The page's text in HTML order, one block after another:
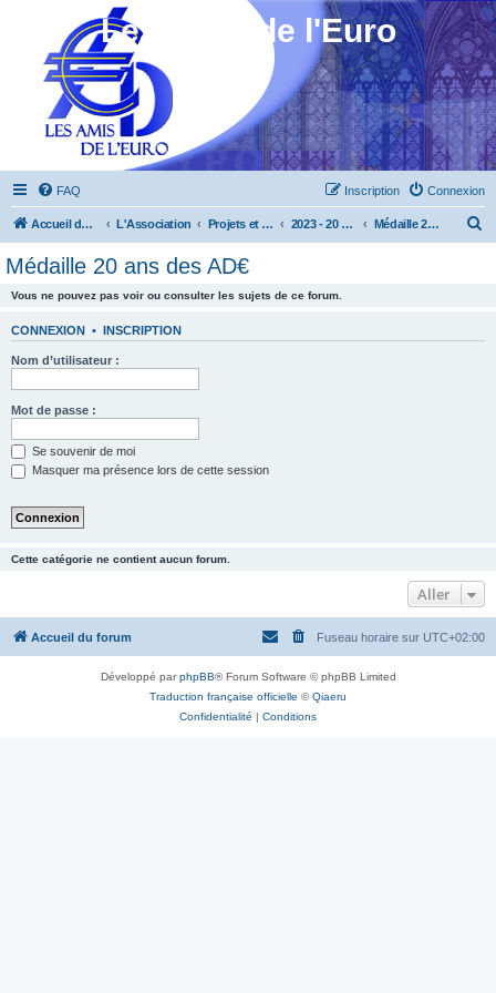
Les Amis de l'Euro
FAQ Connexion
Inscription
Accueil du forum L'Association Projets et réalisations 2023 - 20 ans des AD€ Médaille 20 ans des AD€
Médaille 20 ans des AD€
Vous ne pouvez pas voir ou consulter les sujets de ce forum.
CONNEXION • INSCRIPTION
Nom d’utilisateur :
Mot de passe :
Se souvenir de moi
Masquer ma présence lors de cette session
Cette catégorie ne contient aucun forum.
Aller
Accueil du forum Fuseau horaire sur UTC+02:00
Développé parphpBB® Forum Software © phpBB Limited
Traduction française officielle ©Qiaeru
Confidentialité | Conditions